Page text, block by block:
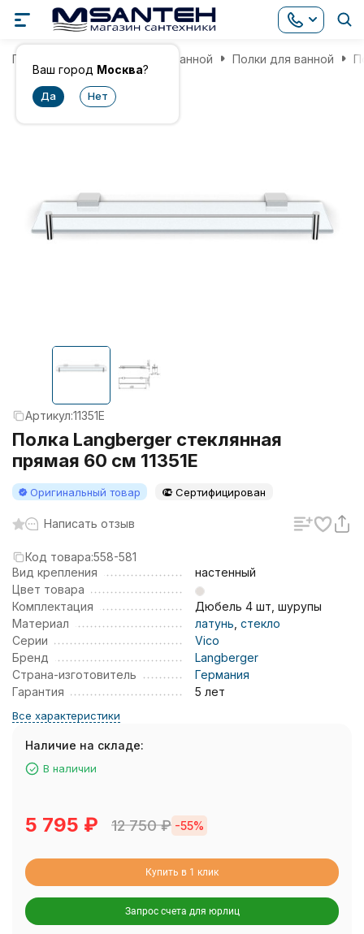
Ваш город Москва?
Главная Аксессуары для ванной Полки для ванной
Артикул:11351E
Полка Langberger стеклянная
прямая 60 см 11351E
Оригинальный товар Сертифицирован
Написать отзыв
Код товара:558-581
Вид крепления
настенный
Цвет товара
Комплектация
Дюбель 4 шт, шурупы
Материал
латунь стекло
Серии
Vico
Бренд
Langberger
Страна-изготовитель
Германия
Гарантия
5 лет
Все характеристики
Наличие на складе:
В наличии
5 795 ₽ 12 750₽ -55%
Купить в 1 клик
Запрос счета для юрлиц